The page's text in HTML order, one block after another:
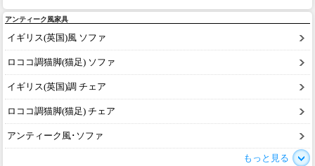
アンティーク風家具
イギリス(英国)風 ソファ
ロココ調猫脚(猫足) ソファ
イギリス(英国)調 チェア
ロココ調猫脚(猫足) チェア
アンティーク風･ソファ
もっと見る